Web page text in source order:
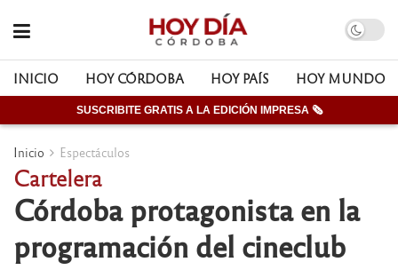
INICIO HOY CÓRDOBA HOY PAÍS HOY MUNDO
SUSCRIBITE GRATIS A LA EDICIÓN IMPRESA 🗞
Inicio Espectáculos
Cartelera
Córdoba protagonista en la
programación del cineclub